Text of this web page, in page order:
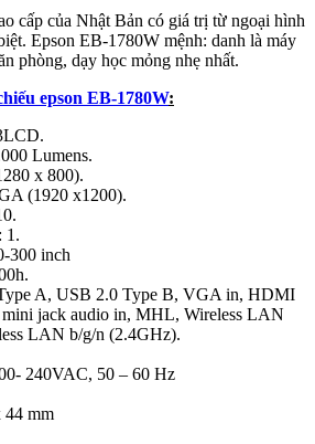
cấp của Nhật Bản có giá trị từ ngoại hình
Epson EB-1780W mệnh: danh là máy
phòng, dạy học mỏng nhẹ nhất.
epson EB-1780W:
Lumens.
x 800).
(1920 x1200).
1.
300 inch
A, USB 2.0 Type B, VGA in, HDMI
mini jack audio in, MHL, Wireless LAN
LAN b/g/n (2.4GHz).
240VAC, 50 – 60 Hz
44 mm